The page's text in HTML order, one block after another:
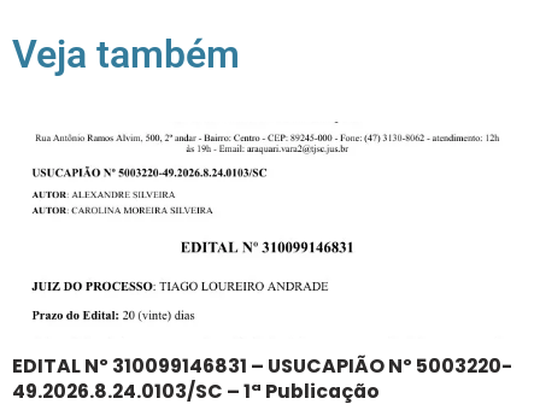
Veja também
EDITAL Nº 310099146831 – USUCAPIÃO Nº 5003220-
49.2026.8.24.0103/SC – 1ª Publicação